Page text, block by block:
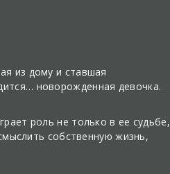
из дому и ставшая
новорожденная девочка.
роль не только в ее судьбе,
собственную жизнь,